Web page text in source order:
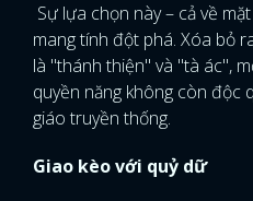
Sự lựa chọn này – cả về
mang tính đột phá. Xóa bỏ
là "thánh thiện" và "tà ác",
quyền năng không còn độc
giáo truyền thống.
Giao kèo với quỷ dữ